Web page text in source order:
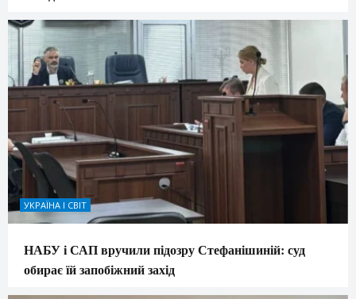
УКРАЇНА І СВІТ
НАБУ і САП вручили підозру Стефанішиній: суд
обирає їй запобіжний захід